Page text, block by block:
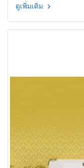
ดูเพิ่มเติม